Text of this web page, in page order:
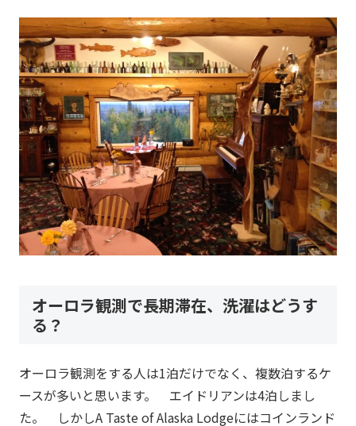
オーロラ観測で長期滞在、洗濯はどうす
る？
オーロラ観測をする人は1泊だけでなく、複数泊するケ
ースが多いと思います。 エイドリアンは4泊しまし
た。 しかしA Taste of Alaska Lodgeにはコインランド